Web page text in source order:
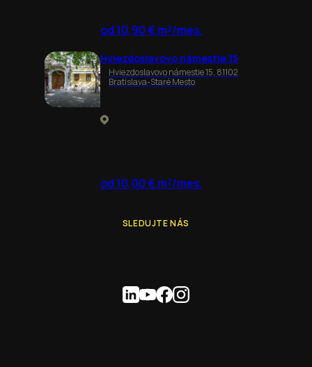
od 10,90 € m²/mes.
Hviezdoslavovo námestie 15
Hviezdoslavovo námestie 15, 81102
Bratislava-Staré Mesto
od 10,00 € m²/mes.
SLEDUJTE NÁS